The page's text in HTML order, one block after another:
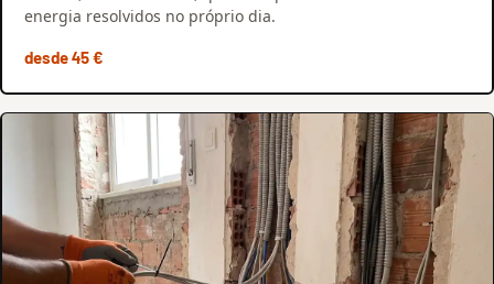
energia resolvidos no próprio dia.
desde 45 €